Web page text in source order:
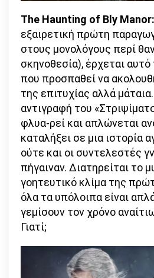
The Haunting of Bly Manor:
εξαιρετική πρώτη
στους μονολόγους περί
σκηνοθεσία), έρχεται
που προσπαθεί να
της επιτυχίας αλλά
αντιγραφή του
φλυα-ρεί και απλώνεται
καταλήξει σε μια ιστορία
ούτε και οι συντελεστές
πήγαιναν. Διατηρείται το
γοητευτικό κλίμα της
όλα τα υπόλοιπα είναι
γεμίσουν τον χρόνο
Γιατί;